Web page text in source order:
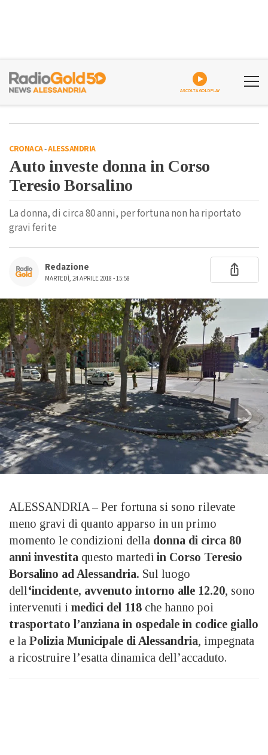
ASCOLTA GOLDPLAY
CRONACA-ALESSANDRIA
Auto investe donna in Corso
Teresio Borsalino
La donna, di circa 80 anni, per fortuna non ha riportato
gravi ferite
Redazione
MARTEDÌ, 24 APRILE 2018 - 15:58
ALESSANDRIA – Per fortuna si sono rilevate
meno gravi di quanto apparso in un primo
momento le condizioni della donna di circa 80
anni investita questo martedì in Corso Teresio
Borsalino ad Alessandria. Sul luogo
dell‘incidente, avvenuto intorno alle 12.20, sono
intervenuti i medici del 118 che hanno poi
trasportato l’anziana in ospedale in codice giallo
e la Polizia Municipale di Alessandria, impegnata
a ricostruire l’esatta dinamica dell’accaduto.